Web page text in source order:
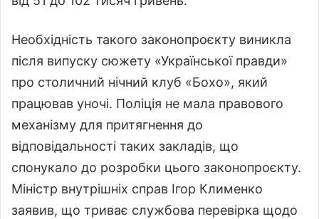
Необхідність такого законопроєкту виникла
після випуску сюжету «Української правди»
про столичний нічний клуб «Бохо», який
працював уночі. Поліція не мала правового
механізму для притягнення до
відповідальності таких закладів, що
спонукало до розробки цього законопроєкту.
Міністр внутрішніх справ Ігор Клименко
заявив, що триває службова перевірка щодо